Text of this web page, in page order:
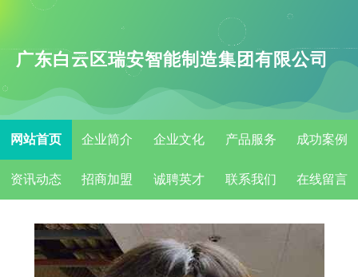
广东白云区瑞安智能制造集团有限公司
网站首页 企业简介 企业文化 产品服务 成功案例
资讯动态 招商加盟 诚聘英才 联系我们 在线留言